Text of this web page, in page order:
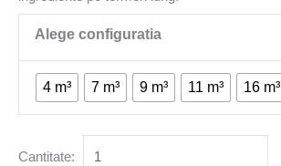
4 m³ 7 m³ 9 m³ 11 m³ 16 m³